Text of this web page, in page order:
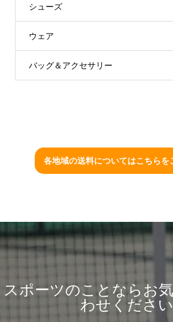
シューズ
ウェア
バッグ＆アクセサリー
各地域の送料についてはこちらを
スポーツのことならお
わせください